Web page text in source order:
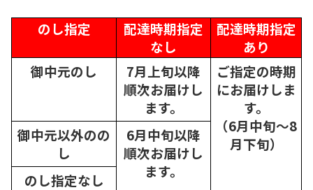
のし指定
配達時期指定
なし
配達時期指定
あり
御中元のし
7月上旬以降
順次お届けし
ます。
ご指定の時期
にお届けしま
す。
（6月中旬～8
月下旬）
御中元以外のの
し
6月中旬以降
順次お届けし
ます。
のし指定なし